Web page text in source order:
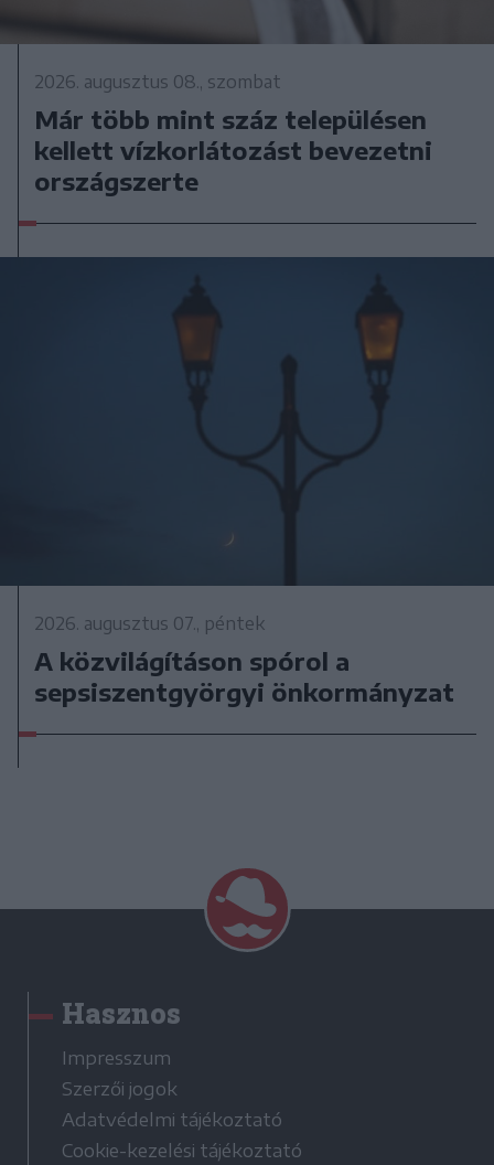
2026. augusztus 08., szombat
Már több mint száz településen
kellett vízkorlátozást bevezetni
országszerte
2026. augusztus 07., péntek
A közvilágításon spórol a
sepsiszentgyörgyi önkormányzat
Hasznos
Impresszum
Szerzői jogok
Adatvédelmi tájékoztató
Cookie-kezelési tájékoztató